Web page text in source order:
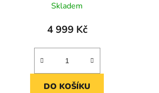
Skladem
4 999 Kč
DO KOŠÍKU